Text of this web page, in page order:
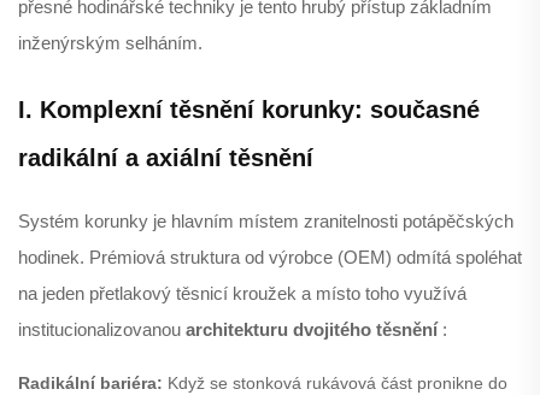
přesné hodinářské techniky je tento hrubý přístup základním
inženýrským selháním.
I. Komplexní těsnění korunky: současné
radikální a axiální těsnění
Systém korunky je hlavním místem zranitelnosti potápěčských
hodinek. Prémiová struktura od výrobce (OEM) odmítá spoléhat
na jeden přetlakový těsnicí kroužek a místo toho využívá
institucionalizovanou architekturu dvojitého těsnění :
Radikální bariéra: Když se stonková rukávová část pronikne do